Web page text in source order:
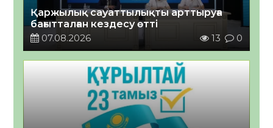
Қаржылық сауаттылықты арттыруға
бағытталған кездесу өтті
07.08.2026
13 0